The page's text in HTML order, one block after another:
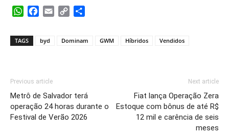
WhatsApp
Facebook
Email Copy
TAGS byd Dominam GWM Híbridos Vendidos
Previous article
Metrô de Salvador terá
operação 24 horas durante o
Festival de Verão 2026
Next article
Fiat lança Operação Zera
Estoque com bônus de até R$
12 mil e carência de seis
meses